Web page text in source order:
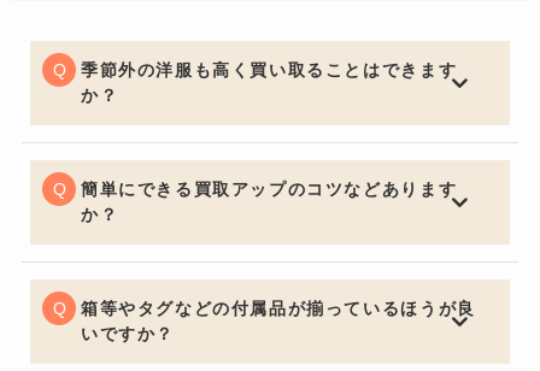
季節外の洋服も高く買い取ることはできます
か？
となる場合がございますが、BETTER CALL BROSKIで
は季節問わず精一杯の価格でお買取りさせていただきま
簡単にできる買取アップのコツなどあります
か？
いくら流行の品やブランド品であっても、汚れていると
査定額は下がってしまいます。見た目はとても大切なポ
イントです。
箱等やタグなどの付属品が揃っているほうが良
いですか？